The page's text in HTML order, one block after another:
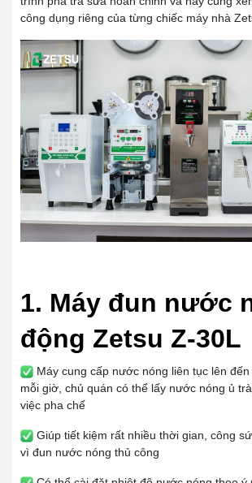
công dụng riêng của từng chiếc máy nhà
1. Máy đun nước
động Zetsu Z-30L
Máy cung cấp nước nóng liên tục lên
mỗi giờ, chủ quán có thể lấy nước nóng ủ
việc pha chế
Giúp tiết kiệm rất nhiều thời gian, công
vì đun nước nóng thủ công